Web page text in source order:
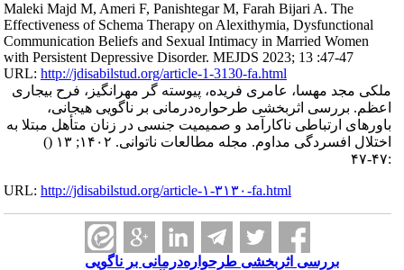
Maleki Majd M, Ameri F, Panishtegar M, Farah Bijari A. The
Effectiveness of Schema Therapy on Alexithymia, Dysfunctional
Communication Beliefs and Sexual Intimacy in Married Women
with Persistent Depressive Disorder. MEJDS 2023; 13 :47-47
URL:http://jdisabilstud.org/article-1-3130-fa.html
ملکی مجد مهسا، عامری فریده، پیوسته گر مهرانگیز، فرح بیجاری
اعظم. بررسی اثربخشی طرحواره‌درمانی بر ناگویی هیجانی،
باورهای ارتباطی ناکارآمد و صمیمیت جنسی در زنان متأهل مبتلا به
اختلال افسردگی مداوم. مجله مطالعات ناتوانی. ۱۴۰۲; ۱۳
()
URL:http://jdisabilstud.org/article-۱-۳۱۳۰-fa.html
بررسی اثربخشی طرحواره‌درمانی بر ناگویی